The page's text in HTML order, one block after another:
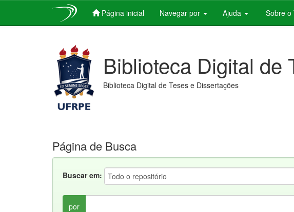
Página inicial Navegar por Ajuda Sobre o
Biblioteca Digital de
Biblioteca Digital de Teses e Dissertações
Página de Busca
Buscar em:
por